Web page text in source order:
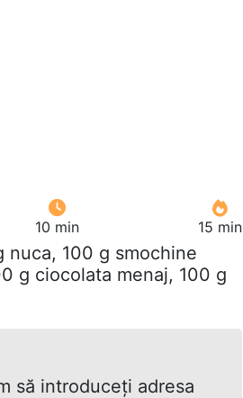
10 min 15 min
nuca, 100 g smochine
g ciocolata menaj, 100 g
să introduceţi adresa